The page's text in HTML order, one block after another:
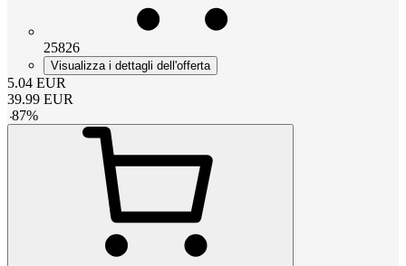
25826
Visualizza i dettagli dell'offerta
5.04 EUR
39.99 EUR
-87%